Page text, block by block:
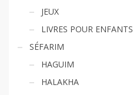
JEUX
LIVRES POUR ENFANTS
SÉFARIM
HAGUIM
HALAKHA